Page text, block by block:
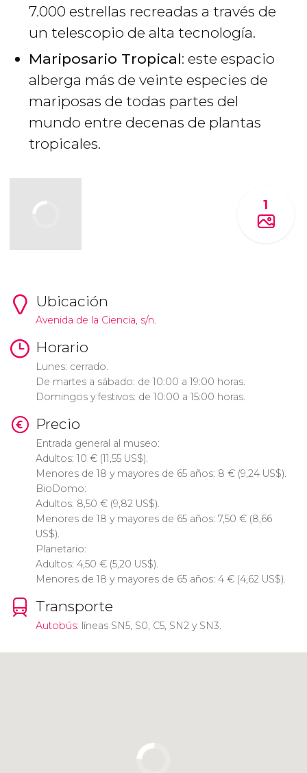
7.000 estrellas recreadas a través de
un telescopio de alta tecnología.
Mariposario Tropical: este espacio
alberga más de veinte especies de
mariposas de todas partes del
mundo entre decenas de plantas
tropicales.
1
Ubicación
Avenida de la Ciencia, s/n.
Horario
Lunes: cerrado.
De martes a sábado: de 10:00 a 19:00 horas.
Domingos y festivos: de 10:00 a 15:00 horas.
Precio
Entrada general al museo:
Adultos: 10 €(11,55 US$).
Menores de 18 y mayores de 65 años: 8 €(9,24 US$).
BioDomo:
Adultos: 8,50 €(9,82 US$).
Menores de 18 y mayores de 65 años: 7,50 €(8,66
US$).
Planetario:
Adultos: 4,50 €(5,20 US$).
Menores de 18 y mayores de 65 años: 4 €(4,62 US$).
Transporte
Autobús: líneas SN5, S0, C5, SN2 y SN3.